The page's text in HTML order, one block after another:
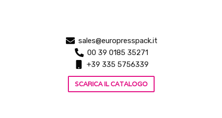
sales@europresspack.it
00 39 0185 35271
+39 335 5756339
SCARICA IL CATALOGO